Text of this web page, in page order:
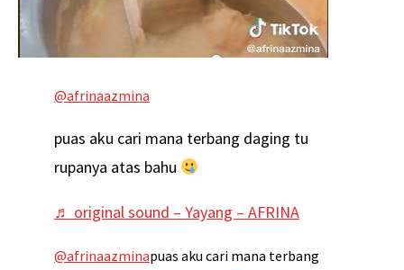
@afrinaazmina
puas aku cari mana terbang daging tu
rupanya atas bahu
♬ original sound – Yayang – AFRINA
@afrinaazminapuas aku cari mana terbang